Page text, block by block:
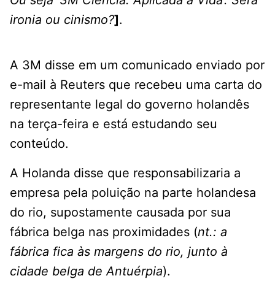
ironia ou cinismo?].
A 3M disse em um comunicado enviado por
e-mail à Reuters que recebeu uma carta do
representante legal do governo holandês
na terça-feira e está estudando seu
conteúdo.
A Holanda disse que responsabilizaria a
empresa pela poluição na parte holandesa
do rio, supostamente causada por sua
fábrica belga nas proximidades (nt.: a
fábrica fica às margens do rio, junto à
cidade belga de Antuérpia).